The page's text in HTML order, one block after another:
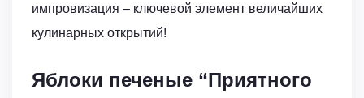
импровизация – ключевой элемент величайших
кулинарных открытий!
Яблоки печеные “Приятного